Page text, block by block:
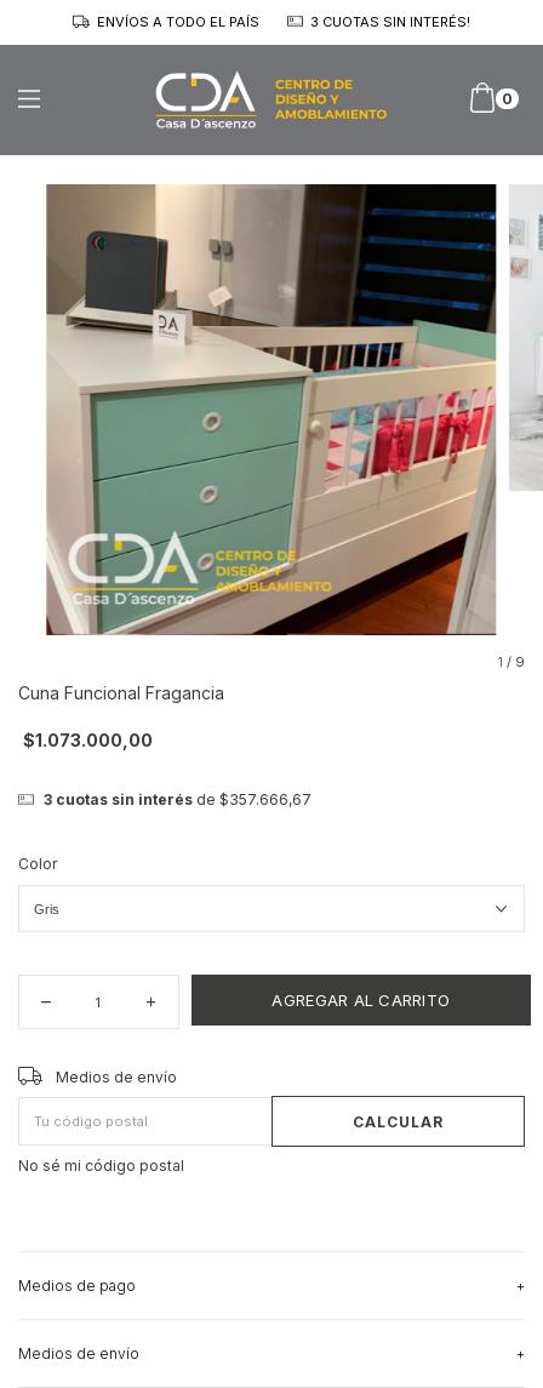
ENVÍOS A TODO EL PAÍS 3 CUOTAS SIN INTERÉS!
0
1 / 9
Cuna Funcional Fragancia
$1.073.000,00
3cuotas sin interésde $357.666,67
Color
Entregas para el CP:
Medios de envío
CALCULAR
No sé mi código postal
Medios de pago
Medios de envío